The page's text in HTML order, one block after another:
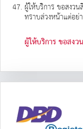
ผู้ให้บริการ ขอสงว
ทราบล่วงหน้าแต่อย่
ผู้ให้บริการ ขอสงว